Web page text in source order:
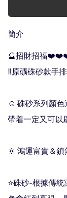
簡介
🔮招財招福
‼️原礦硃砂款手
☺️ 硃砂系列顏
帶着一定又可以
🔆 鴻運富貴＆
⭐️硃砂-根據傳